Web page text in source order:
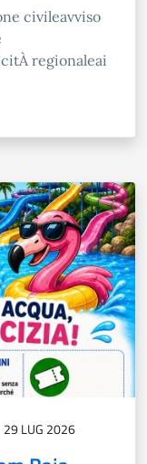
civileavviso
regionaleai
29 LUG 2026